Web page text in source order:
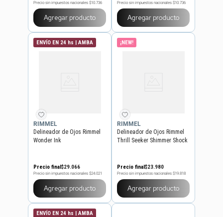
Precio sin impuestos nacionales $10.736
Agregar producto
Precio sin impuestos nacionales $10.736
Agregar producto
ENVÍO EN 24 hs | AMBA
RIMMEL
Delineador de Ojos Rimmel
Wonder Ink
Precio final$29.066
Precio sin impuestos nacionales $24.021
Agregar producto
¡NEW!
RIMMEL
Delineador de Ojos Rimmel
Thrill Seeker Shimmer Shock
Precio final$23.980
Precio sin impuestos nacionales $19.818
Agregar producto
ENVÍO EN 24 hs | AMBA